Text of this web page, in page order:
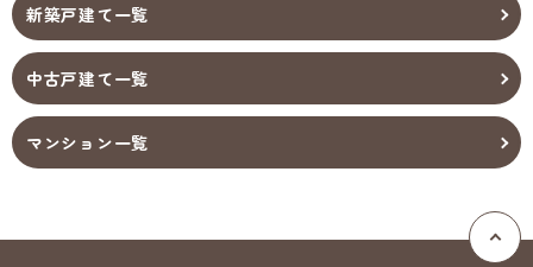
新築戸建て一覧
中古戸建て一覧
マンション一覧